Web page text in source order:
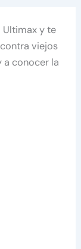
Ultimax y te
viejos
a conocer la